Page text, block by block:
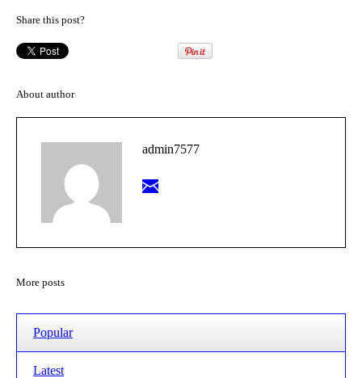
Share this post?
About author
admin7577
More posts
Popular
Latest